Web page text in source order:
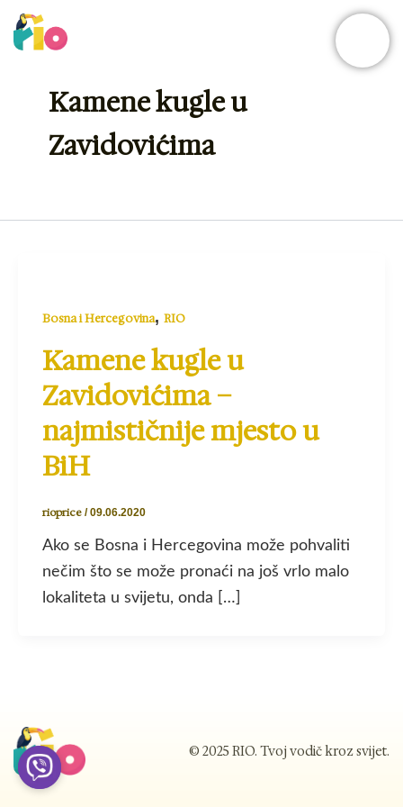
Skip
to
Kamene kugle u
Zavidovićima
Bosna i Hercegovina, RIO
Kamene kugle u
Zavidovićima –
najmističnije mjesto u
BiH
rioprice /09.06.2020
Ako se Bosna i Hercegovina može pohvaliti
nečim što se može pronaći na još vrlo malo
lokaliteta u svijetu, onda […]
© 2025 RIO. Tvoj vodič kroz svijet.